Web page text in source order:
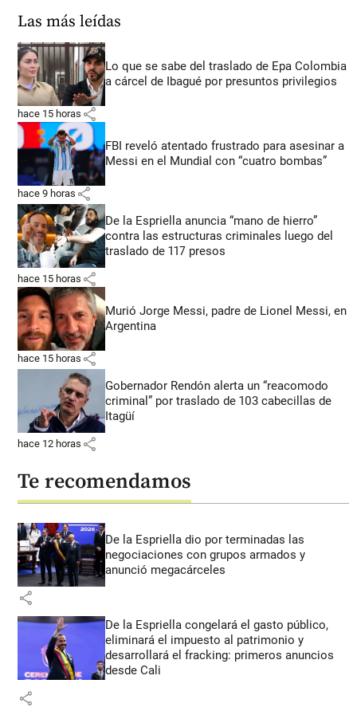
Las más leídas
Lo que se sabe del traslado de Epa Colombia
a cárcel de Ibagué por presuntos privilegios
hace 15 horas share
FBI reveló atentado frustrado para asesinar a
Messi en el Mundial con “cuatro bombas”
hace 9 horas share
De la Espriella anuncia “mano de hierro”
contra las estructuras criminales luego del
traslado de 117 presos
hace 15 horas share
Murió Jorge Messi, padre de Lionel Messi, en
Argentina
hace 15 horas share
Gobernador Rendón alerta un “reacomodo
criminal” por traslado de 103 cabecillas de
Itagüí
hace 12 horas share
Te recomendamos
De la Espriella dio por terminadas las
negociaciones con grupos armados y
anunció megacárceles
share
De la Espriella congelará el gasto público,
eliminará el impuesto al patrimonio y
desarrollará el fracking: primeros anuncios
desde Cali
share